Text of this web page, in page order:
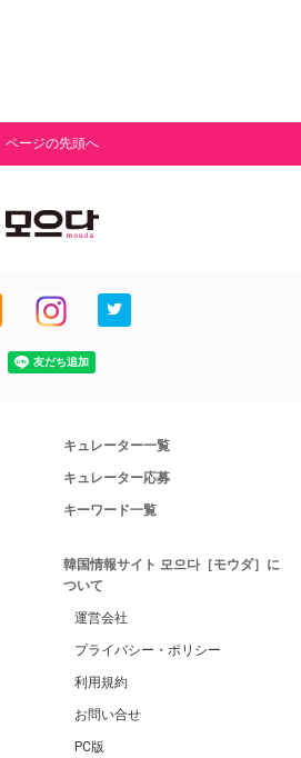
ページの先頭へ
キュレーター一覧
キュレーター応募
キーワード一覧
韓国情報サイト 모으다［モウダ］に
ついて
運営会社
プライバシー・ポリシー
利用規約
お問い合せ
PC版